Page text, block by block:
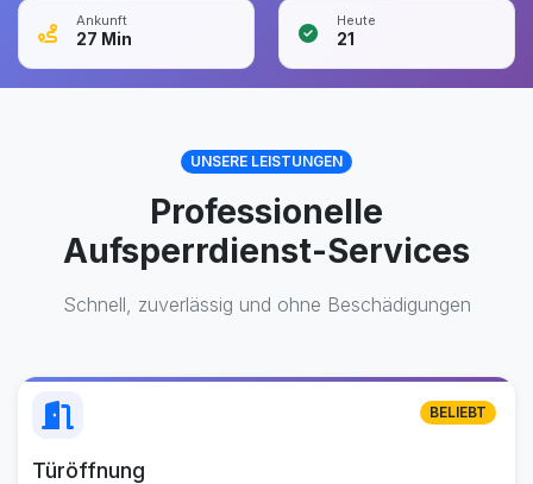
Ankunft
27 Min
Heute
21
UNSERE LEISTUNGEN
Professionelle
Aufsperrdienst-Services
Schnell, zuverlässig und ohne Beschädigungen
Türöffnung
BELIEBT